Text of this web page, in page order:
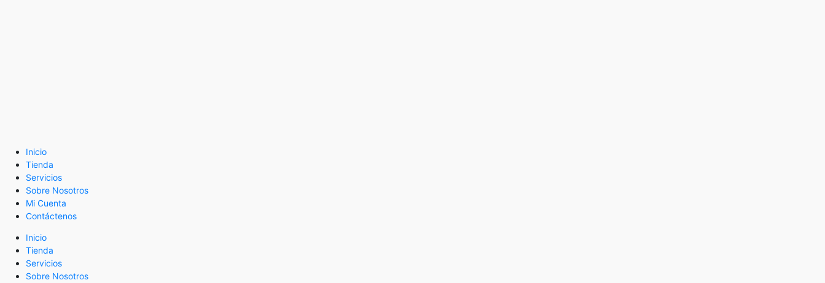
Inicio
Tienda
Servicios
Sobre Nosotros
Mi Cuenta
Contáctenos
Inicio
Tienda
Servicios
Sobre Nosotros